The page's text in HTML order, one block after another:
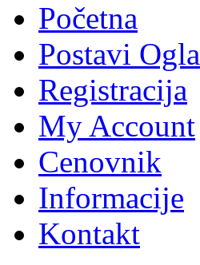
Početna
Postavi
Registracija
My Account
Cenovnik
Informacije
Kontakt